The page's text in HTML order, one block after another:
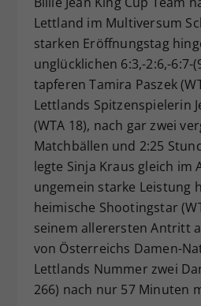
Lettland im Multiversum
starken Eröffnungstag
unglücklichen 6:3,-2:6,-6:7-
tapferen Tamira Paszek
Lettlands Spitzenspielerin
(WTA 18), nach gar zwei
Matchbällen und 2:25
legte Sinja Kraus gleich im
ungemein starke Leistung
heimische Shootingstar
seinem allerersten Antritt
von Österreichs Damen-
Lettlands Nummer zwei
266) nach nur 57 Minuten
Zweck
Dieser Wert
Einstellungen.
zufällig
historische
vorgenommen
Webseiten-
hat.